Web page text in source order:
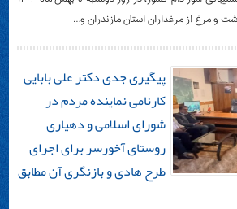
و مرغ از مرغداران استان مازندران و…
پیگیری جدی دکتر علی بابایی
کارنامی نماینده مردم در
شورای اسلامی و دهیاری
روستای آخورسر برای اجرای
طرح هادی و بازنگری آن مطابق